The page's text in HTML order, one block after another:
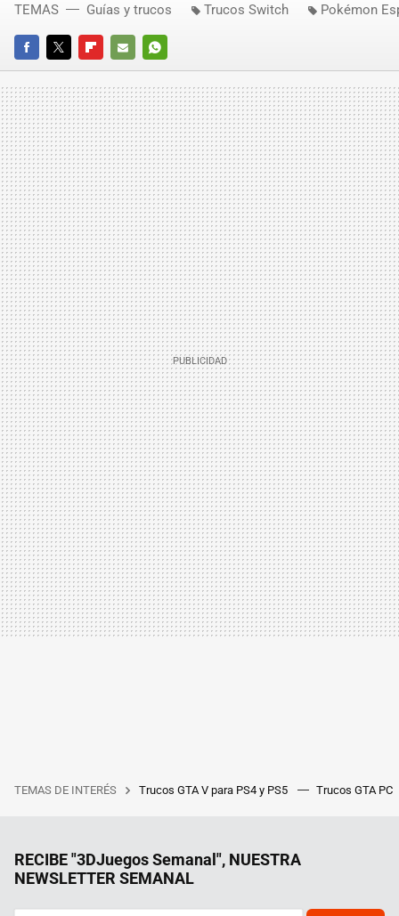
FACEBOOKTWITTERFLIPBOARD
E-
MAIL
WHATSAPP
TEMAS Guías y trucos Trucos Switch Pokémon
TEMAS DE INTERÉS Trucos GTA V para PS4 y PS5 Trucos GTA PC
RECIBE "3DJuegos Semanal", NUESTRA
NEWSLETTER SEMANAL